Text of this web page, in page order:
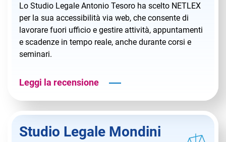
Lo Studio Legale Antonio Tesoro ha scelto NETLEX
per la sua accessibilità via web, che consente di
lavorare fuori ufficio e gestire attività, appuntamenti
e scadenze in tempo reale, anche durante corsi e
seminari.
Leggi la recensione
Studio Legale Mondini